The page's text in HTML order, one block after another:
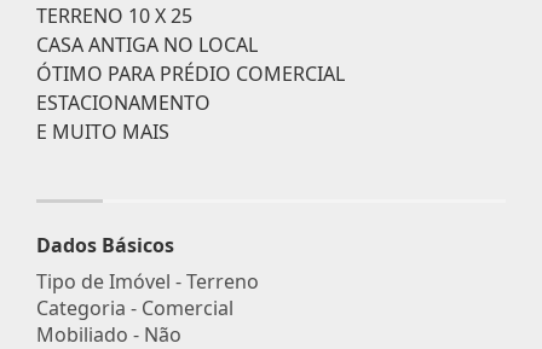
TERRENO 10 X 25
CASA ANTIGA NO LOCAL
ÓTIMO PARA PRÉDIO COMERCIAL
ESTACIONAMENTO
E MUITO MAIS
Dados Básicos
Tipo de Imóvel - Terreno
Categoria - Comercial
Mobiliado - Não